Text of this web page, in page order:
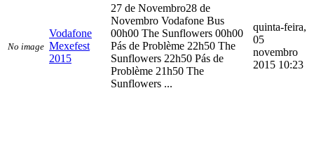
No image
Vodafone
Mexefest
2015
27 de Novembro28 de
Novembro Vodafone Bus
00h00 The Sunflowers 00h00
Pás de Problème 22h50 The
Sunflowers 22h50 Pás de
Problème 21h50 The
Sunflowers ...
quinta-feira,
05
novembro
2015 10:23